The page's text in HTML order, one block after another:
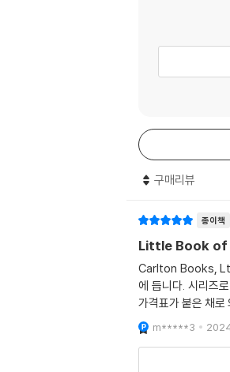
구매리뷰
종이책
Little Book of
Carlton Books,
에 듭니다. 시리즈
가격표가 붙은 채로
m*****3